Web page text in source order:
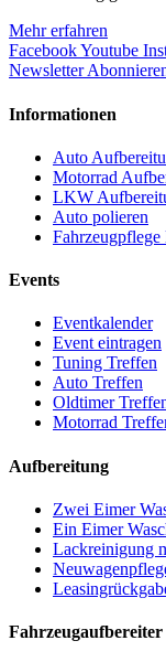
Mehr erfahren
FacebookYoutube
Newsletter
Informationen
Auto
Motorrad
LKW
Auto polieren
Fahrzeugpflege
Events
Eventkalender
Event eintragen
Tuning Treffen
Auto Treffen
Oldtimer
Motorrad
Aufbereitung
Zwei Eimer
Ein Eimer
Lackreinigung
Fahrzeugaufbereiter